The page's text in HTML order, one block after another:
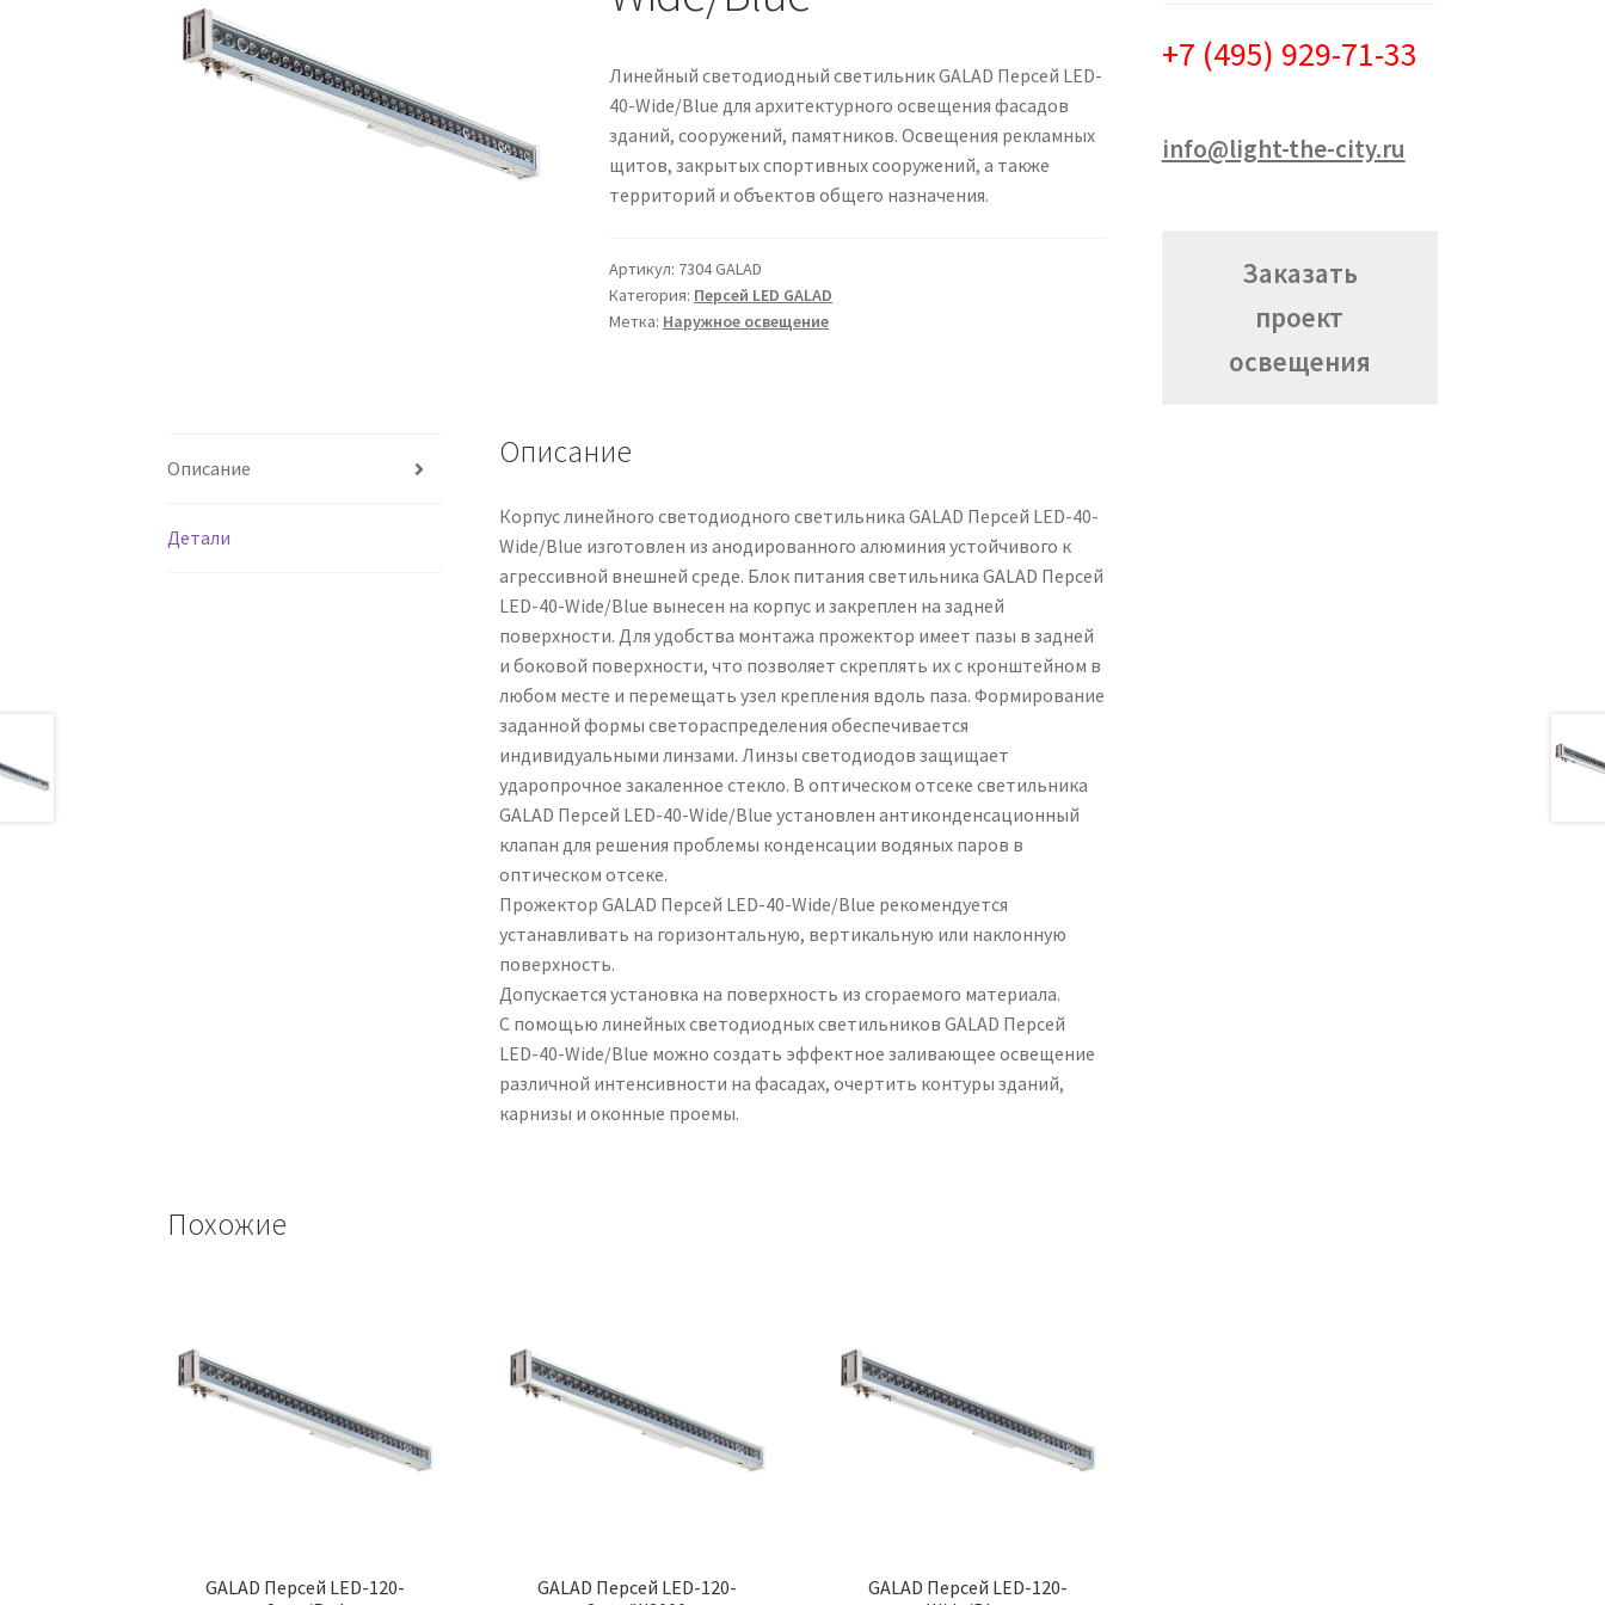
Линейный светодиодный светильник GALAD Персей LED-
40-Wide/Blue для архитектурного освещения фасадов
зданий, сооружений, памятников. Освещения рекламных
щитов, закрытых спортивных сооружений, а также
территорий и объектов общего назначения.
Артикул: 7304 GALAD
Категория: Персей LED GALAD
Метка: Наружное освещение
Описание
Детали
Описание
Корпус линейного светодиодного светильника GALAD Персей LED-40-
Wide/Blue изготовлен из анодированного алюминия устойчивого к
агрессивной внешней среде. Блок питания светильника GALAD Персей
LED-40-Wide/Blue вынесен на корпус и закреплен на задней
поверхности. Для удобства монтажа прожектор имеет пазы в задней
и боковой поверхности, что позволяет скреплять их с кронштейном в
любом месте и перемещать узел крепления вдоль паза. Формирование
заданной формы светораспределения обеспечивается
индивидуальными линзами. Линзы светодиодов защищает
ударопрочное закаленное стекло. В оптическом отсеке светильника
GALAD Персей LED-40-Wide/Blue установлен антиконденсационный
клапан для решения проблемы конденсации водяных паров в
оптическом отсеке.
Прожектор GALAD Персей LED-40-Wide/Blue рекомендуется
устанавливать на горизонтальную, вертикальную или наклонную
поверхность.
Допускается установка на поверхность из сгораемого материала.
С помощью линейных светодиодных светильников GALAD Персей
LED-40-Wide/Blue можно создать эффектное заливающее освещение
различной интенсивности на фасадах, очертить контуры зданий,
карнизы и оконные проемы.
Похожие
GALAD Персей LED-120-
GALAD Персей LED-120-
GALAD Персей LED-120-
+7 (495) 929-71-33
info@light-the-city.ru
Заказать
проект
освещения